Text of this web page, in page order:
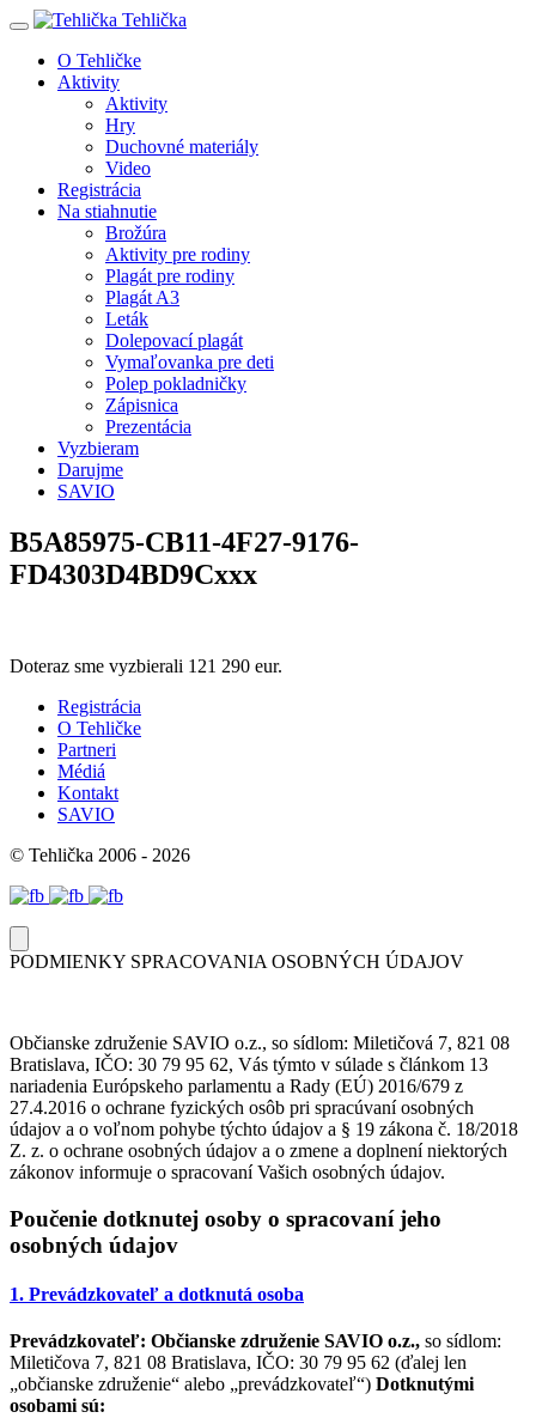
Tehlička
O Tehličke
Aktivity
Aktivity
Hry
Duchovné materiály
Video
Registrácia
Na stiahnutie
Brožúra
Aktivity pre rodiny
Plagát pre rodiny
Plagát A3
Leták
Dolepovací plagát
Vymaľovanka pre deti
Polep pokladničky
Zápisnica
Prezentácia
Vyzbieram
Darujme
SAVIO
B5A85975-CB11-4F27-9176-
FD4303D4BD9Cxxx
Doteraz sme vyzbierali 121 290 eur.
Registrácia
O Tehličke
Partneri
Médiá
Kontakt
SAVIO
© Tehlička 2006 - 2026
PODMIENKY SPRACOVANIA OSOBNÝCH ÚDAJOV
Občianske združenie SAVIO o.z., so sídlom: Miletičová 7, 821 08
Bratislava, IČO: 30 79 95 62, Vás týmto v súlade s článkom 13
nariadenia Európskeho parlamentu a Rady (EÚ) 2016/679 z
27.4.2016 o ochrane fyzických osôb pri spracúvaní osobných
údajov a o voľnom pohybe týchto údajov a § 19 zákona č. 18/2018
Z. z. o ochrane osobných údajov a o zmene a doplnení niektorých
zákonov informuje o spracovaní Vašich osobných údajov.
Poučenie dotknutej osoby o spracovaní jeho
osobných údajov
1. Prevádzkovateľ a dotknutá osoba
Prevádzkovateľ: Občianske združenie SAVIO o.z., so sídlom:
Miletičova 7, 821 08 Bratislava, IČO: 30 79 95 62 (ďalej len
„občianske združenie“ alebo „prevádzkovateľ“) Dotknutými
osobami sú: